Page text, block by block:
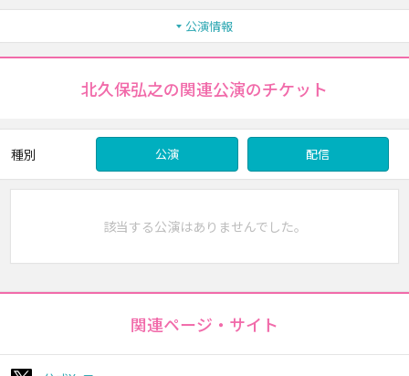
公演情報
北久保弘之の関連公演のチケット
種別 公演 配信
該当する公演はありませんでした。
関連ページ・サイト